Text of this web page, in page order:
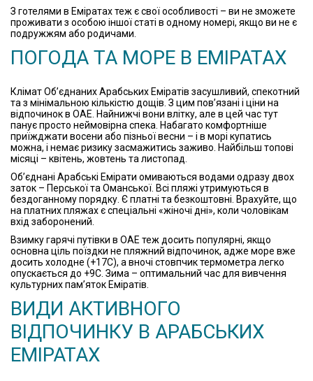
З готелями в Еміратах теж є свої особливості – ви не зможете
проживати з особою іншої статі в одному номері, якщо ви не є
подружжям або родичами.
ПОГОДА ТА МОРЕ В ЕМІРАТАХ
Клімат Об’єднаних Арабських Еміратів засушливий, спекотний
та з мінімальною кількістю дощів. З цим пов’язані і ціни на
відпочинок в ОАЕ. Найнижчі вони влітку, але в цей час тут
панує просто неймовірна спека. Набагато комфортніше
приїжджати восени або пізньої весни – і в морі купатись
можна, і немає ризику засмажитись заживо. Найбільш топові
місяці – квітень, жовтень та листопад.
Об’єднані Арабські Емірати омиваються водами одразу двох
заток – Перської та Оманської. Всі пляжі утримуються в
бездоганному порядку. Є платні та безкоштовні. Врахуйте, що
на платних пляжах є спеціальні «жіночі дні», коли чоловікам
вхід заборонений.
Взимку гарячі путівки в ОАЕ теж досить популярні, якщо
основна ціль поїздки не пляжний відпочинок, адже море вже
досить холодне (+17С), а вночі стовпчик термометра легко
опускається до +9С. Зима – оптимальний час для вивчення
культурних пам’яток Еміратів.
ВИДИ АКТИВНОГО
ВІДПОЧИНКУ В АРАБСЬКИХ
ЕМІРАТАХ